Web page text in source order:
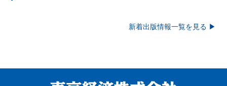
新着出版情報一覧を見る ▶︎